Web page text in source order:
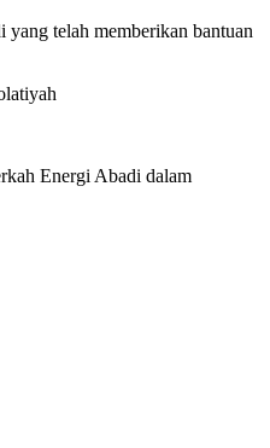
telah memberikan bantuan
Energi Abadi dalam